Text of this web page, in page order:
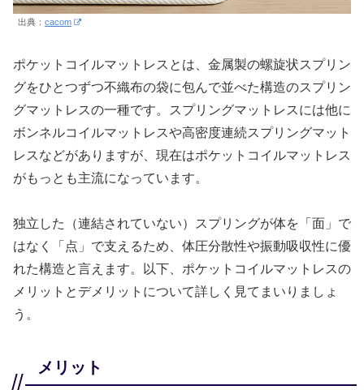
出典： cacom
ポケットコイルマットレスとは、金属製の螺旋状スプリン
グをひとつずつ不織布の袋に包んで並べた構造のスプリン
グマットレスの一種です。スプリングマットレスには他に
ボンネルコイルマットレスや高密度連続スプリングマット
レスなどがありますが、現在はポケットコイルマットレス
がもっとも主流になっています。
独立した（連結されていない）スプリングが体を「面」で
はなく「点」で支えるため、体圧分散性や振動吸収性に優
れた構造と言えます。以下、ポケットコイルマットレスの
メリットとデメリットについて詳しく見てまいりましょ
う。
メリット